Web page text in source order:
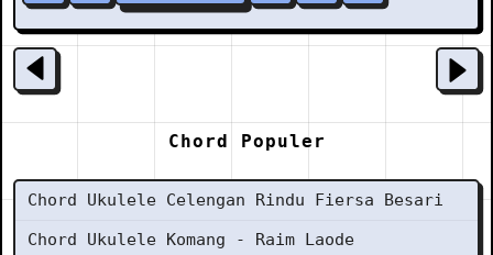
Chord Populer
Chord Ukulele Celengan Rindu Fiersa Besari
Chord Ukulele Komang - Raim Laode